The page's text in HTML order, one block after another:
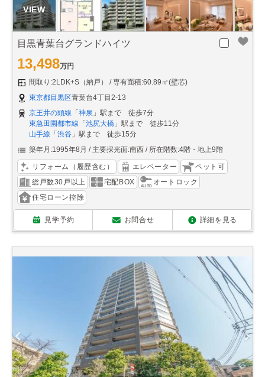
目黒青葉台グランドハイツ
13,498万円
間取り:2LDK+S（納戸）
専有面積:60.89㎡(壁芯)
東京都目黒区青葉台4丁目2-13
京王井の頭線 「神泉 」駅まで 徒歩7分
東急田園都市線 「池尻大橋 」駅まで 徒歩11分
山手線 「渋谷 」駅まで 徒歩15分
築年月:1995年8月
主要採光面:南西 所在階数:4階・地上9階
リフォーム（履歴含む） エレベーター
ペット可
総戸数30戸以上
宅配BOX
オートロック
住宅ローン控除
見学予約 お問合せ 詳細を見る